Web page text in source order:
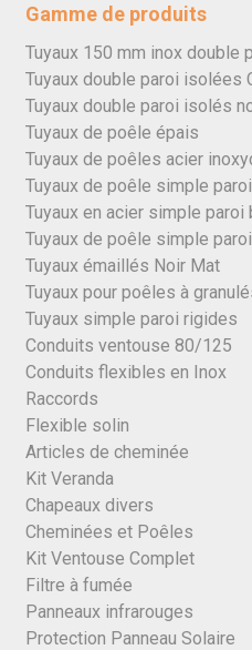
Gamme de produits
Tuyaux 150 mm inox double
Tuyaux double paroi isolées
Tuyaux double paroi isolés
Tuyaux de poêle épais
Tuyaux de poêles acier
Tuyaux de poêle simple
Tuyaux en acier simple paroi
Tuyaux de poêle simple
Tuyaux émaillés Noir Mat
Tuyaux pour poêles à
Tuyaux simple paroi rigides
Conduits ventouse 80/125
Conduits flexibles en Inox
Raccords
Flexible solin
Articles de cheminée
Kit Veranda
Chapeaux divers
Cheminées et Poêles
Kit Ventouse Complet
Filtre à fumée
Panneaux infrarouges
Protection Panneau Solaire